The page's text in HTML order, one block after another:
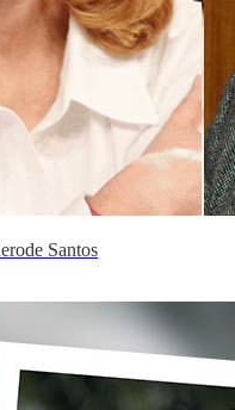
Santos